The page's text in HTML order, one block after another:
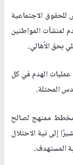
الاجتماعية
لمنشآت المواطنين
بحق الأهالي.
الهدم في كل
المحتلة.
مخطط ممنهج لصالح
إلى نية الاحتلال
المستهدف.